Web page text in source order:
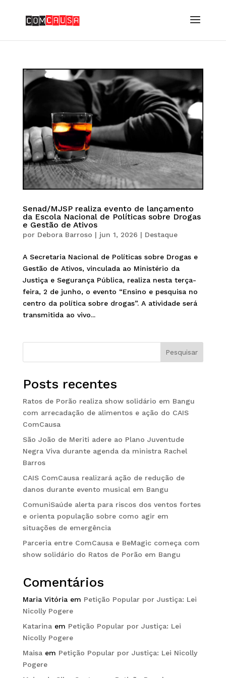
Senad/MJSP realiza evento de lançamento
da Escola Nacional de Políticas sobre Drogas
e Gestão de Ativos
por Debora Barroso | jun 1, 2026 | Destaque
A Secretaria Nacional de Políticas sobre Drogas e
Gestão de Ativos, vinculada ao Ministério da
Justiça e Segurança Pública, realiza nesta terça-
feira, 2 de junho, o evento “Ensino e pesquisa no
centro da política sobre drogas”. A atividade será
transmitida ao vivo...
Pesquisar
Posts recentes
Ratos de Porão realiza show solidário em Bangu
com arrecadação de alimentos e ação do CAIS
ComCausa
São João de Meriti adere ao Plano Juventude
Negra Viva durante agenda da ministra Rachel
Barros
CAIS ComCausa realizará ação de redução de
danos durante evento musical em Bangu
ComuniSaúde alerta para riscos dos ventos fortes
e orienta população sobre como agir em
situações de emergência
Parceria entre ComCausa e BeMagic começa com
show solidário do Ratos de Porão em Bangu
Comentários
Maria Vitóriaem Petição Popular por Justiça: Lei
Nicolly Pogere
Katarinaem Petição Popular por Justiça: Lei
Nicolly Pogere
Maisaem Petição Popular por Justiça: Lei Nicolly
Pogere